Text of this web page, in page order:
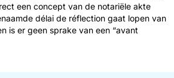
een concept van de notariële akte
délai de réflection gaat lopen van
is er geen sprake van een “avant